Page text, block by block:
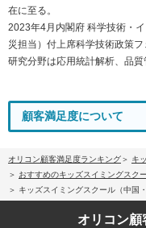
在に至る。
2023年4月内閣府 科学技術・
災担当）付上席科学技術政策フ
研究分野は応用統計解析、品質
顧客満足度について
オリコン顧客満足度ランキング
キ
おすすめのキッズスイミングスク
キッズスイミングスクール（中国
オリコン顧